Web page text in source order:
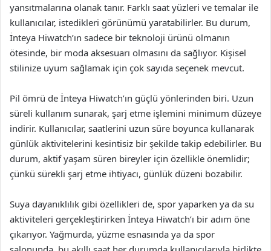
yansıtmalarına olanak tanır. Farklı saat yüzleri ve temalar ile
kullanıcılar, istedikleri görünümü yaratabilirler. Bu durum,
İnteya Hiwatch’ın sadece bir teknoloji ürünü olmanın
ötesinde, bir moda aksesuarı olmasını da sağlıyor. Kişisel
stilinize uyum sağlamak için çok sayıda seçenek mevcut.
Pil ömrü de İnteya Hiwatch’ın güçlü yönlerinden biri. Uzun
süreli kullanım sunarak, şarj etme işlemini minimum düzeye
indirir. Kullanıcılar, saatlerini uzun süre boyunca kullanarak
günlük aktivitelerini kesintisiz bir şekilde takip edebilirler. Bu
durum, aktif yaşam süren bireyler için özellikle önemlidir;
çünkü sürekli şarj etme ihtiyacı, günlük düzeni bozabilir.
Suya dayanıklılık gibi özellikleri de, spor yaparken ya da su
aktiviteleri gerçekleştirirken İnteya Hiwatch’ı bir adım öne
çıkarıyor. Yağmurda, yüzme esnasında ya da spor